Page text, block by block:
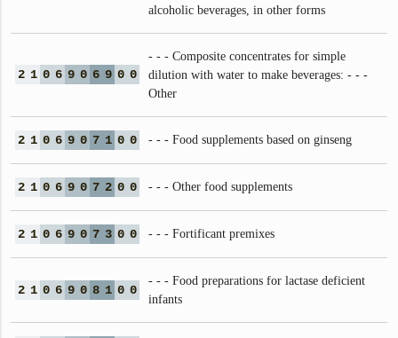
alcoholic beverages, in other forms
2 1 0 6 9 0 6 9 0 0
- - - Composite concentrates for simple
dilution with water to make beverages: - - -
Other
2 1 0 6 9 0 7 1 0 0 - - - Food supplements based on ginseng
2 1 0 6 9 0 7 2 0 0 - - - Other food supplements
2 1 0 6 9 0 7 3 0 0 - - - Fortificant premixes
2 1 0 6 9 0 8 1 0 0
- - - Food preparations for lactase deficient
infants